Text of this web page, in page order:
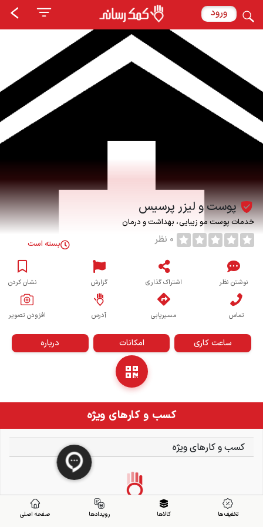
ورود
پوست و لیزر پرسیس
خدمات پوست مو زیبایی بهداشت و درمان
0 نظر بسته است
نوشتن نظر اشتراک گذاری گزارش نشان کردن
تماس مسیریابی آدرس افزودن تصویر
ساعت کاری امکانات درباره
کسب و کارهای ویژه
کسب و کارهای ویژه
تخفیف ها کالاها رویدادها صفحه اصلی